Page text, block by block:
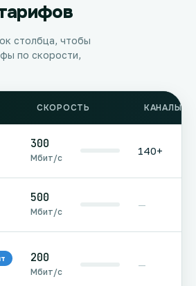
столбца, чтобы
по скорости,
СКОРОСТЬ КАНАЛЫ
300
Мбит/с
140+
500
Мбит/с
—
200
Мбит/с
—